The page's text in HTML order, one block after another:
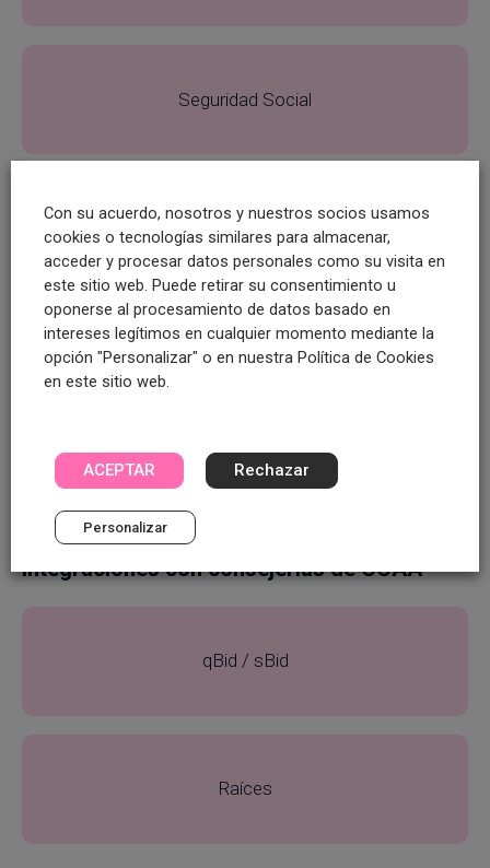
Seguridad Social
Documentación oficial
Generador de plantillas AI
Archivado automático
Integraciones con consejerías de CCAA
qBid / sBid
Raíces
Con su acuerdo, nosotros y nuestros socios usamos
cookies o tecnologías similares para almacenar,
acceder y procesar datos personales como su visita en
este sitio web. Puede retirar su consentimiento u
oponerse al procesamiento de datos basado en
intereses legítimos en cualquier momento mediante la
opción "Personalizar" o en nuestra Política de Cookies
en este sitio web.
ACEPTAR Rechazar
Personalizar